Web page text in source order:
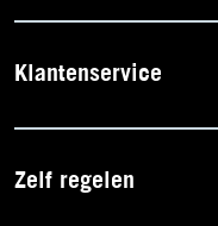
Klantenservice
Zelf regelen